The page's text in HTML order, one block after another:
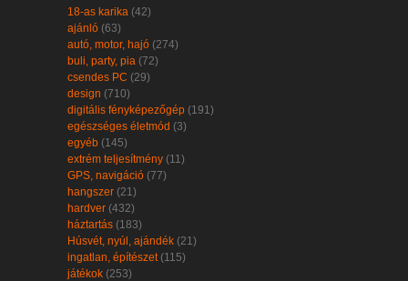
18-as karika (42)
ajánló (63)
autó, motor, hajó (274)
buli, party, pia (72)
csendes PC (29)
design (710)
digitális fényképezőgép (191)
egészséges életmód (3)
egyéb (145)
extrém teljesítmény (11)
GPS, navigáció (77)
hangszer (21)
hardver (432)
háztartás (183)
Húsvét, nyúl, ajándék (21)
ingatlan, építészet (115)
játékok (253)